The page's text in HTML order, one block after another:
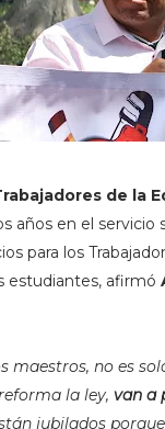
de la
en el servicio
para los
estudiantes, afirmó
maestros, no es
la ley, van a
jubilados